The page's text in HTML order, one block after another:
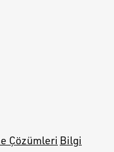
Çözümleri Bilgi